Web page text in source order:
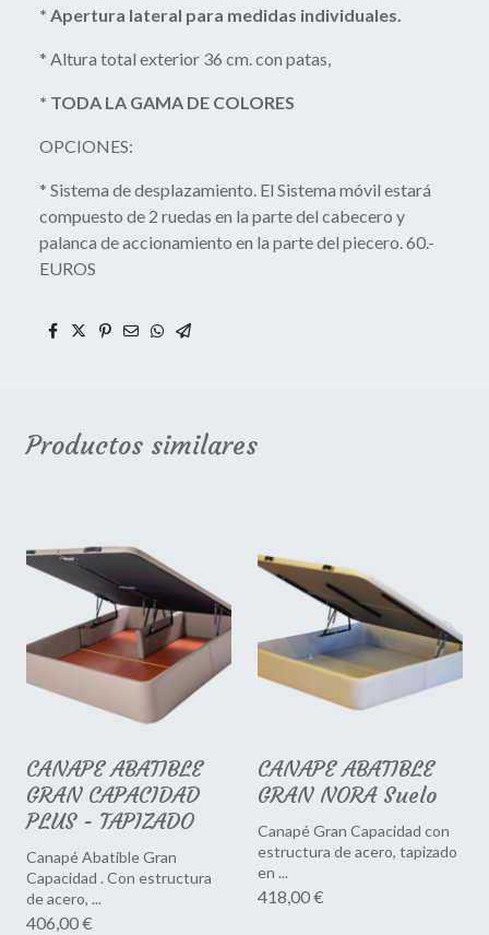
* Apertura lateral para medidas individuales.
* Altura total exterior 36 cm. con patas,
* TODA LA GAMA DE COLORES
OPCIONES:
* Sistema de desplazamiento. El Sistema móvil estará
compuesto de 2 ruedas en la parte del cabecero y
palanca de accionamiento en la parte del piecero. 60.-
EUROS
Productos similares
CANAPE ABATIBLE
GRAN CAPACIDAD
PLUS - TAPIZADO
Canapé Abatible Gran
Capacidad . Con estructura
de acero, ...
406,00 €
CANAPE ABATIBLE
GRAN NORA Suelo
Canapé Gran Capacidad con
estructura de acero, tapizado
en ...
418,00 €